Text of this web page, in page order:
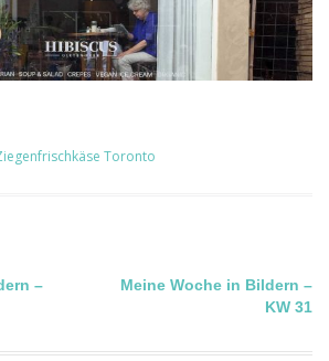
Toronto
–
Meine Woche in Bildern –
KW 31